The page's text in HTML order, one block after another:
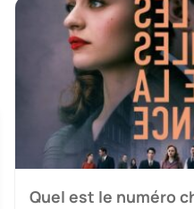
Quel est le numéro